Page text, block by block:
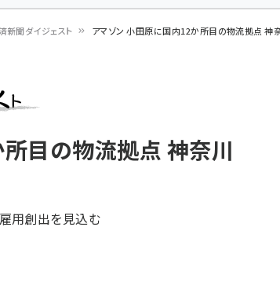
新聞ダイジェスト アマゾン 小田原に国内12か所目の物流拠点 神
目の物流拠点 神奈川
用創出を見込む